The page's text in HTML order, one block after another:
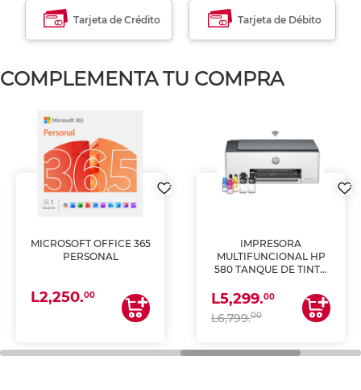
Tarjeta de Crédito Tarjeta de Débito
COMPLEMENTA TU COMPRA
MICROSOFT OFFICE 365
PERSONAL
L2,250.00
IMPRESORA
MULTIFUNCIONAL HP
580 TANQUE DE TINTA
ESCANEA)
L5,299.00
L6,799.00